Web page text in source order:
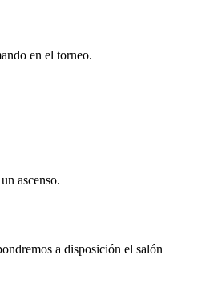
en el torneo.
ascenso.
a disposición el salón